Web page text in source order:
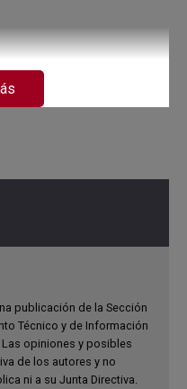
publicación de la Sección
Técnico y de Información
opiniones y posibles
de los autores y no
ni a su Junta Directiva.